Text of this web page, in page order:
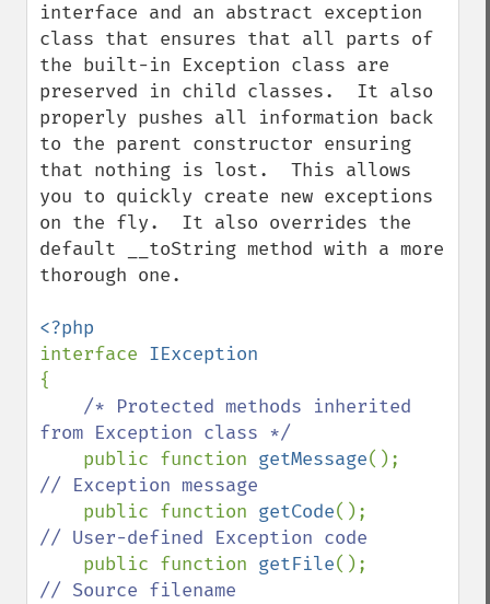
interface and an abstract exception
class that ensures that all parts of
the built-in Exception class are
preserved in child classes.  It also
properly pushes all information back
to the parent constructor ensuring
that nothing is lost.  This allows
you to quickly create new exceptions
on the fly.  It also overrides the
default __toString method with a more
thorough one.
interface
{
/* Protected methods inherited
from Exception class */
public function getMessage
// Exception message
public function getCode
// User-defined Exception code
public function getFile
// Source filename